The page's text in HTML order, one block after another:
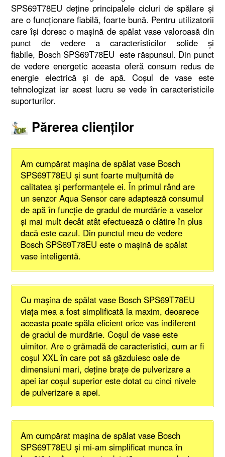
SPS69T78EU deține principalele cicluri de spălare și
are o funcționare fiabilă, foarte bună. Pentru utilizatorii
care își doresc o mașină de spălat vase valoroasă din
punct de vedere a caracteristicilor solide și
fiabile, Bosch SPS69T78EU este răspunsul. Din punct
de vedere energetic aceasta oferă consum redus de
energie electrică și de apă. Coșul de vase este
tehnologizat iar acest lucru se vede în caracteristicile
suporturilor.
Părerea clienților
Am cumpărat mașina de spălat vase Bosch
SPS69T78EU și sunt foarte mulțumită de
calitatea și performanțele ei. În primul rând are
un senzor Aqua Sensor care adaptează consumul
de apă în funcție de gradul de murdărie a vaselor
și mai mult decât atât efectuează o clătire în plus
dacă este cazul. Din punctul meu de vedere
Bosch SPS69T78EU este o mașină de spălat
vase inteligentă.
Cu mașina de spălat vase Bosch SPS69T78EU
viața mea a fost simplificată la maxim, deoarece
aceasta poate spăla eficient orice vas indiferent
de gradul de murdărie. Coșul de vase este
uimitor. Are o grămadă de caracteristici, cum ar fi
coșul XXL în care pot să găzduiesc oale de
dimensiuni mari, deține brațe de pulverizare a
apei iar coșul superior este dotat cu cinci nivele
de pulverizare a apei.
Am cumpărat mașina de spălat vase Bosch
SPS69T78EU și mi-am simplificat munca în